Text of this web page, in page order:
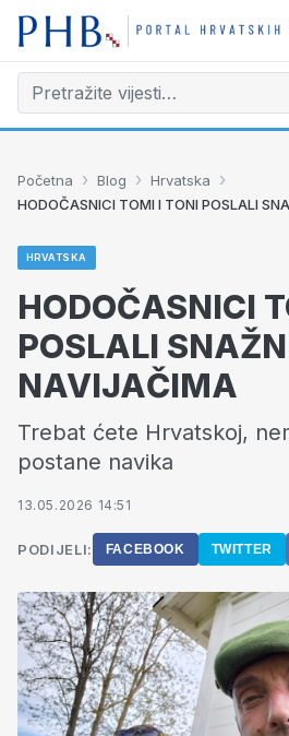
Početna › Blog › Hrvatska ›
HODOČASNICI TOMI I TONI POSLALI
HRVATSKA
HODOČASNICI
POSLALI
NAVIJAČIMA
Trebat ćete Hrvatskoj,
postane navika
13.05.2026 14:51
PODIJELI: FACEBOOK TWITTER